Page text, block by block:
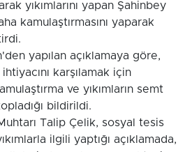
yıkımlarını yapan Şahinbey
kamulaştırmasını yaparak
yapılan açıklamaya göre,
karşılamak için
ve yıkımların semt
bildirildi.
Talip Çelik, sosyal tesis
ilgili yaptığı açıklamada,